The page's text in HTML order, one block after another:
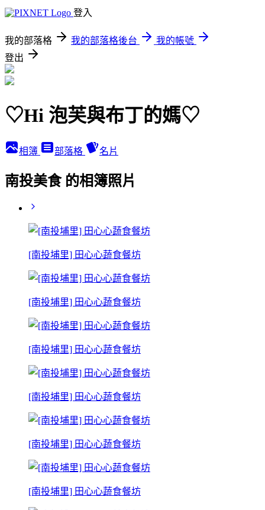
登入
我的部落格 我的部落格後台
我的帳號
登出
♡Hi 泡芙與布丁的媽♡
相簿 部落格 名片
南投美食 的相簿照片
[南投埔里] 田心心蔬食餐坊
[南投埔里] 田心心蔬食餐坊
[南投埔里] 田心心蔬食餐坊
[南投埔里] 田心心蔬食餐坊
[南投埔里] 田心心蔬食餐坊
[南投埔里] 田心心蔬食餐坊